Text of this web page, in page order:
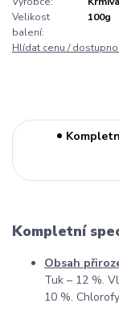
Velikost
balení:
100g
Hlídat cenu /
Kompletní
Obsah
Tuk – 12 %.
10 %.